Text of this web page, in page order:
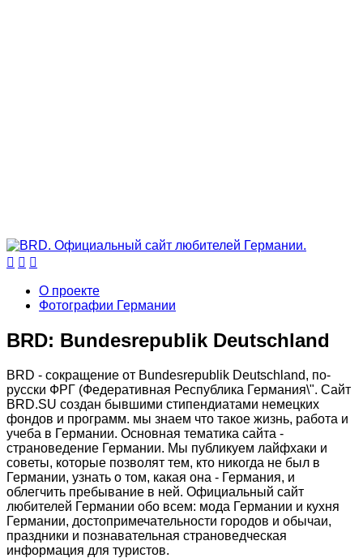
  
О проекте
Фотографии Германии
BRD: Bundesrepublik Deutschland
BRD - сокращение от Bundesrepublik Deutschland, по-
русски ФРГ (Федеративная Республика Германия\". Сайт
BRD.SU создан бывшими стипендиатами немецких
фондов и программ. мы знаем что такое жизнь, работа и
учеба в Германии. Основная тематика сайта -
страноведение Германии. Мы публикуем лайфхаки и
советы, которые позволят тем, кто никогда не был в
Германии, узнать о том, какая она - Германия, и
облегчить пребывание в ней. Официальный сайт
любителей Германии обо всем: мода Германии и кухня
Германии, достопримечательности городов и обычаи,
праздники и познавательная страноведческая
информация для туристов.